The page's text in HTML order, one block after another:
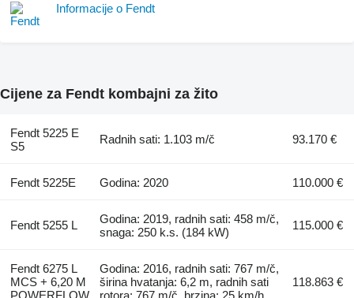
Informacije o Fendt
Cijene za Fendt kombajni za žito
Fendt 5225 E
S5
Radnih sati: 1.103 m/č 93.170 €
Fendt 5225E Godina: 2020 110.000 €
Fendt 5255 L
Godina: 2019, radnih sati: 458 m/č,
snaga: 250 k.s. (184 kW)
115.000 €
Fendt 6275 L
MCS + 6,20 M
POWERFLOW
Godina: 2016, radnih sati: 767 m/č,
širina hvatanja: 6,2 m, radnih sati
rotora: 767 m/č, brzina: 25 km/h
118.863 €